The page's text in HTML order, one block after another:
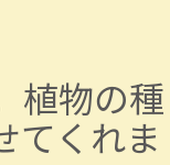
植物の種
てくれま